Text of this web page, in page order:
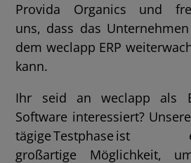
Provida Organics und
uns, dass das
dem weclapp ERP
kann.
Ihr seid an weclapp als
Software interessiert?
tägige Testphase ist
großartige Möglichkeit,